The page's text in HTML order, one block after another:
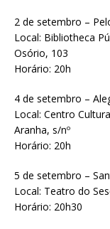
2 de setembro –
Local: Bibliotheca
Osório, 103
Horário: 20h
4 de setembro –
Local: Centro
Aranha, s/nº
Horário: 20h
5 de setembro –
Local: Teatro do
Horário: 20h30